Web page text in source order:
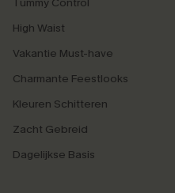
High Waist
Vakantie Must-have
Charmante Feestlooks
Kleuren Schitteren
Zacht Gebreid
Dagelijkse Basis